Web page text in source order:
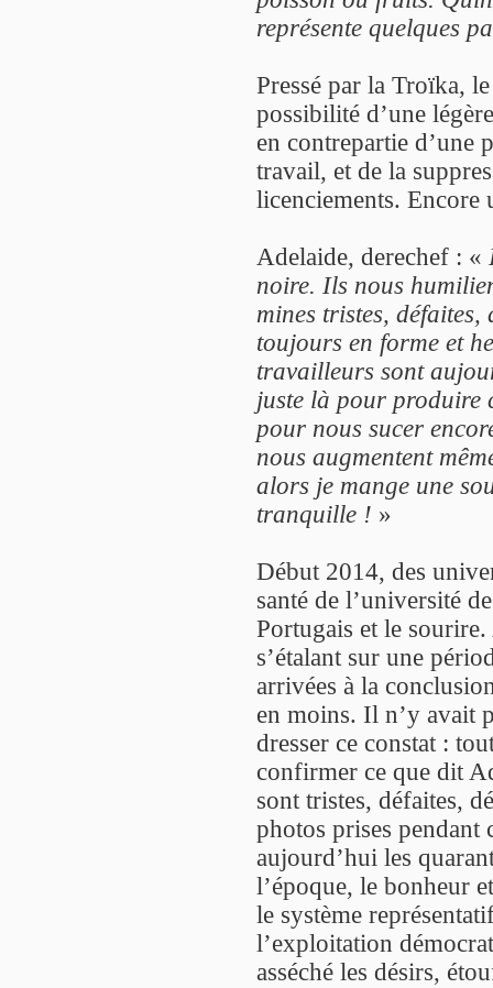
représente quelques
Pressé par la Troïka,
possibilité d’une
en contrepartie d’une
travail, et de la
licenciements. Encore
Adelaide, derechef : «
noire. Ils nous
mines tristes, défaites,
toujours en forme et
travailleurs sont
juste là pour produire
pour nous sucer
nous augmentent
alors je mange une
tranquille ! »
Début 2014, des
santé de l’université
Portugais et le
s’étalant sur une
arrivées à la
en moins. Il n’y avait
dresser ce constat :
confirmer ce que dit
sont tristes, défaites,
photos prises
aujourd’hui les
l’époque, le bonheur
le système
l’exploitation
asséché les désirs,